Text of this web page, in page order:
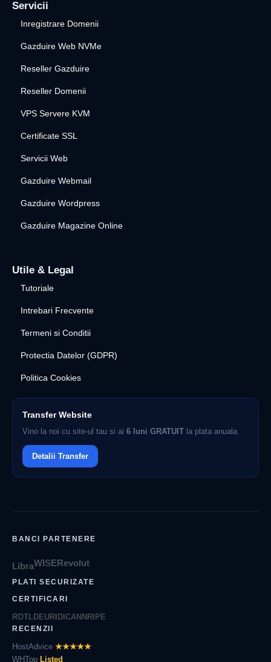
Servicii
Inregistrare Domenii
Gazduire Web NVMe
Reseller Gazduire
Reseller Domenii
VPS Servere KVM
Certificate SSL
Servicii Web
Gazduire Webmail
Gazduire Wordpress
Gazduire Magazine Online
Utile & Legal
Tutoriale
Intrebari Frecvente
Termeni si Conditii
Protectia Datelor (GDPR)
Politica Cookies
Transfer Website
Vino la noi cu site-ul tau si ai 6 luni GRATUIT la plata anuala.
Detalii Transfer
BANCI PARTENERE
LibraWISERevolut
PLATI SECURIZATE
CERTIFICARI
ROTLDEURIDICANNRIPE
RECENZII
HostAdvice ★★★★★
WHTop Listed